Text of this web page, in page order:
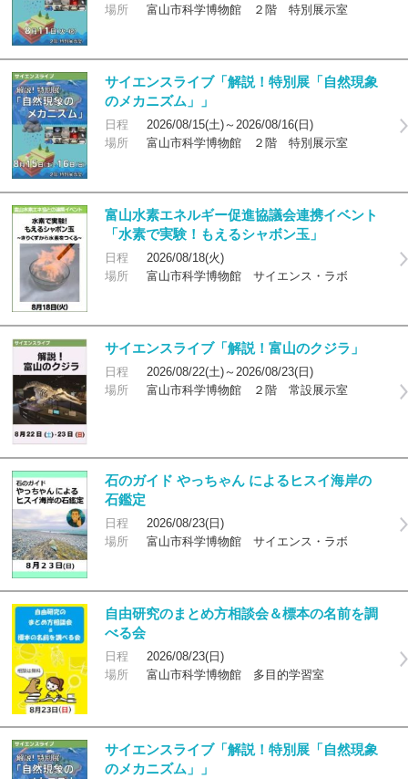
場所
富山市科学博物館 ２階 特別展示室
サイエンスライブ「解説！特別展「自然現象
のメカニズム」」
日程
2026/08/15(土)～2026/08/16(日)
場所
富山市科学博物館 ２階 特別展示室
富山水素エネルギー促進協議会連携イベント
「水素で実験！もえるシャボン玉」
日程
2026/08/18(火)
場所
富山市科学博物館 サイエンス・ラボ
サイエンスライブ「解説！富山のクジラ」
日程
2026/08/22(土)～2026/08/23(日)
場所
富山市科学博物館 ２階 常設展示室
石のガイド やっちゃん によるヒスイ海岸の
石鑑定
日程
2026/08/23(日)
場所
富山市科学博物館 サイエンス・ラボ
自由研究のまとめ方相談会＆標本の名前を調
べる会
日程
2026/08/23(日)
場所
富山市科学博物館 多目的学習室
サイエンスライブ「解説！特別展「自然現象
のメカニズム」」